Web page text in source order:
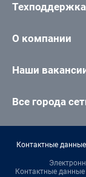
Техподдержка
О компании
Наши
Все города
Контактные
Контактные